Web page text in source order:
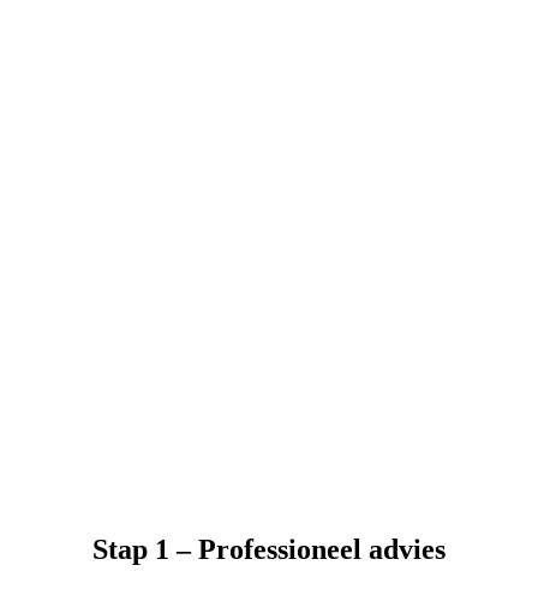
Stap 1 – Professioneel advies